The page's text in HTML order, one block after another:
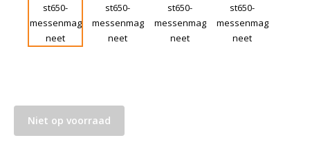
Niet op voorraad